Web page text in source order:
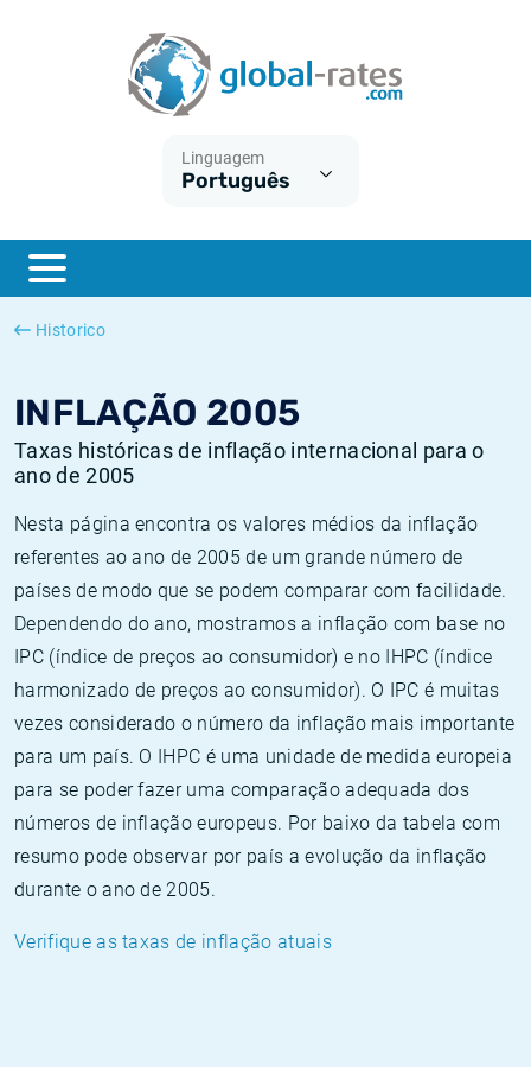
Linguagem
Português
Historico
INFLAÇÃO 2005
Taxas históricas de inflação internacional para o
ano de 2005
Nesta página encontra os valores médios da inflação
referentes ao ano de 2005 de um grande número de
países de modo que se podem comparar com facilidade.
Dependendo do ano, mostramos a inflação com base no
IPC (índice de preços ao consumidor) e no IHPC (índice
harmonizado de preços ao consumidor). O IPC é muitas
vezes considerado o número da inflação mais importante
para um país. O IHPC é uma unidade de medida europeia
para se poder fazer uma comparação adequada dos
números de inflação europeus. Por baixo da tabela com
resumo pode observar por país a evolução da inflação
durante o ano de 2005.
Verifique as taxas de inflação atuais
ESTER
SONIA
O que é a inflação do IPC?
O que é a inflação do IHPC?
Inflação Estados Unidos
Inflação Europa
Taxas Euribor históricas
Taxas ESTER históricas
Taxas SONIA históricas
Taxas TONAR históricas
Calculadora de inflação